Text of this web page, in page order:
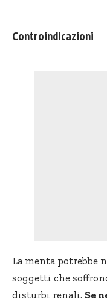
Controindicazioni
La menta potrebbe
soggetti che
disturbi renali. Se